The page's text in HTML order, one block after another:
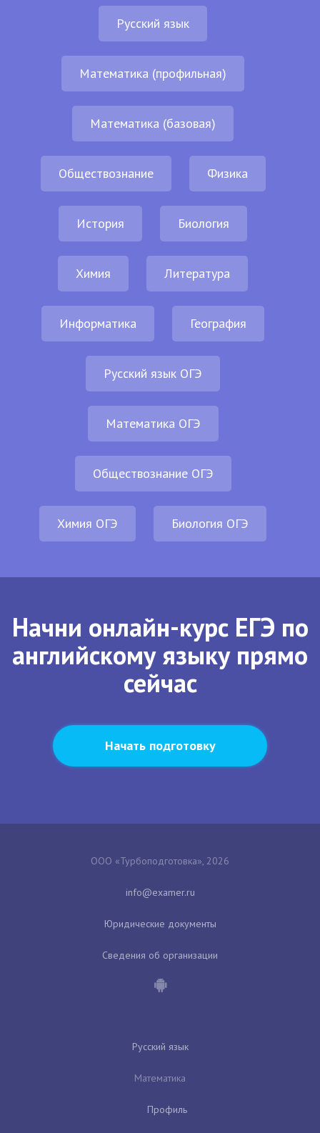
Русский язык
Математика (профильная)
Математика (базовая)
Обществознание Физика
История Биология
Химия Литература
Информатика География
Русский язык ОГЭ
Математика ОГЭ
Обществознание ОГЭ
Химия ОГЭ Биология ОГЭ
Начни онлайн-курс ЕГЭ по
английскому языку прямо
сейчас
Начать подготовку
ООО «Турбоподготовка», 2026
Юридические документы
Сведения об организации
Русский язык
Математика
Профиль